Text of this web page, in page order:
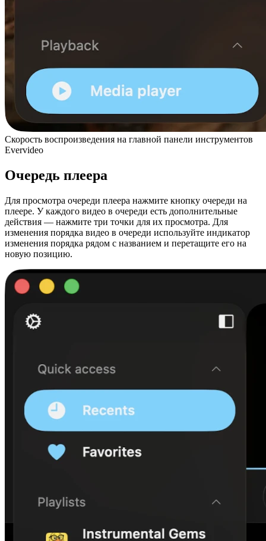
Скорость воспроизведения на главной панели инструментов
Evervideo
Очередь плеера
Для просмотра очереди плеера нажмите кнопку очереди на
плеере. У каждого видео в очереди есть дополнительные
действия — нажмите три точки для их просмотра. Для
изменения порядка видео в очереди используйте индикатор
изменения порядка рядом с названием и перетащите его на
новую позицию.